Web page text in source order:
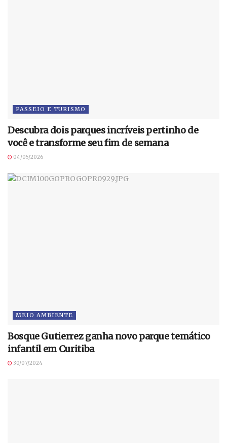
PASSEIO E TURISMO
Descubra dois parques incríveis pertinho de
você e transforme seu fim de semana
04/05/2026
MEIO AMBIENTE
Bosque Gutierrez ganha novo parque temático
infantil em Curitiba
30/07/2024